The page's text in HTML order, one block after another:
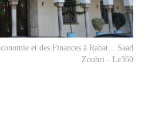
et des Finances à Rabat. . Saad
Zouhri - Le360